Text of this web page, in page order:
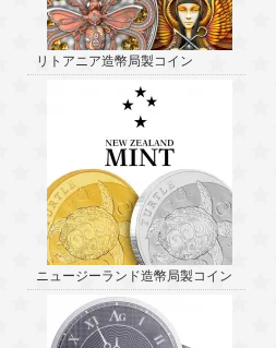
リトアニア造幣局製コイン
ニュージーランド造幣局製コイン